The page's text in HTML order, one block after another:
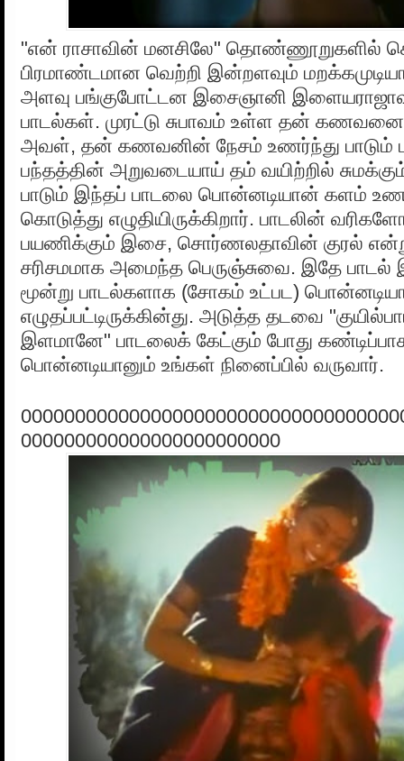
"என் ராசாவின் மனசிலே" தொண்ணூறுகளில்
பிரமாண்டமான வெற்றி இன்றளவும்
அளவு பங்குபோட்டன இசைஞானி
பாடல்கள். முரட்டு சுபாவம் உள்ள தன் கணவனை
அவள், தன் கணவனின் நேசம் உணர்ந்து பாடும்
பந்தத்தின் அறுவடையாய் தம் வயிற்றில்
பாடும் இந்தப் பாடலை பொன்னடியான் களம்
கொடுத்து எழுதியிருக்கிறார். பாடலின்
பயணிக்கும் இசை, சொர்ணலதாவின் குரல்
சரிசமமாக அமைந்த பெருஞ்சுவை. இதே பாடல்
மூன்று பாடல்களாக (சோகம் உட்பட)
எழுதப்பட்டிருக்கின்து. அடுத்த தடவை
இளமானே" பாடலைக் கேட்கும் போது
பொன்னடியானும் உங்கள் நினைப்பில் வருவார்.
000000000000000000000000